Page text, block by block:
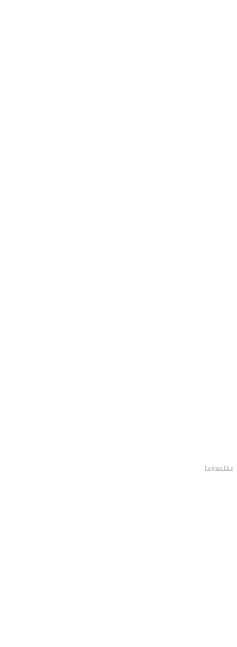
Program Ekle